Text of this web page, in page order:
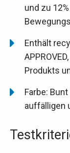
und zu
Enthält
Produkts
Farbe:
auffälligen